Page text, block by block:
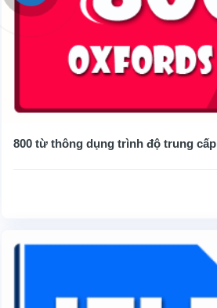
800 từ thông dụng trình độ trung cấp